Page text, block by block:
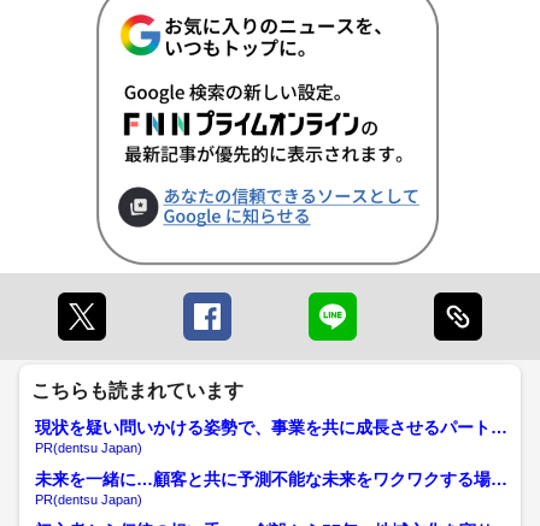
こちらも読まれています
現状を疑い問いかける姿勢で、事業を共に成長させるパートナ
ーへ
PR(dentsu Japan)
未来を一緒に…顧客と共に予測不能な未来をワクワクする場所
へ
PR(dentsu Japan)